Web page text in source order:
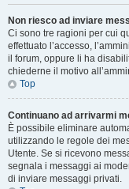
Non riesco ad inviare
Ci sono tre ragioni per cui
effettuato l’accesso,
il forum, oppure li ha
chiederne il motivo
Top
Continuano ad arrivarmi
È possibile eliminare
utilizzando le regole dei
Utente. Se si ricevono
segnala i messaggi ai
di inviare messaggi privati​​.